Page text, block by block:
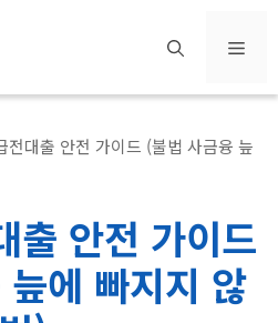
메
전대출 안전 가이드 (불법 사금융 늪
출 안전 가이드
에 빠지지 않